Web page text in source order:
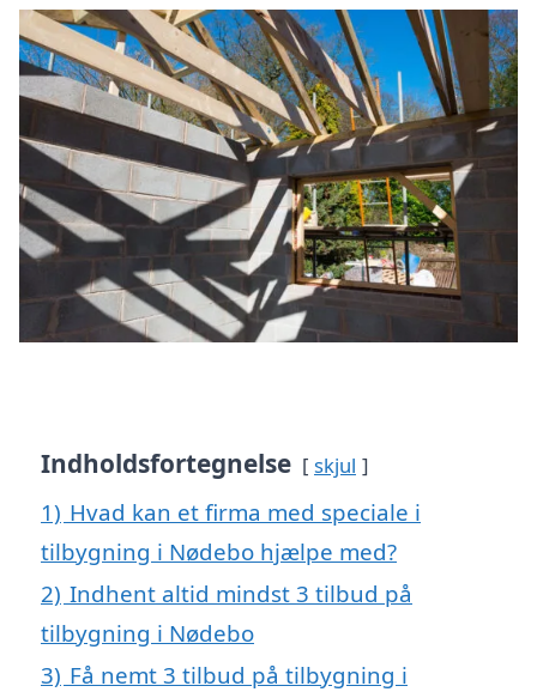
Indholdsfortegnelse skjul
1) Hvad kan et firma med speciale i
tilbygning i Nødebo hjælpe med?
2) Indhent altid mindst 3 tilbud på
tilbygning i Nødebo
3) Få nemt 3 tilbud på tilbygning i